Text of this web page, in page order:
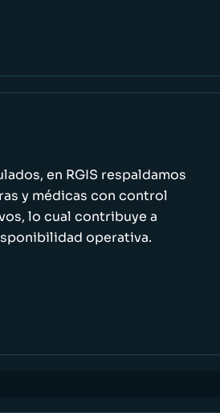
en RGIS respaldamos
y médicas con control
lo cual contribuye a
operativa.